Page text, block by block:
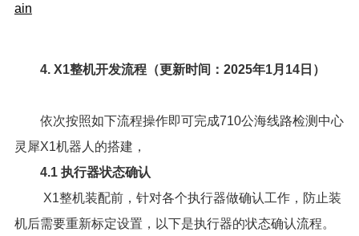
ain
4. X1整机开发流程（更新时间：2025年1月14日）
依次按照如下流程操作即可完成710公海线路检测中心
灵犀X1机器人的搭建，
4.1 执行器状态确认
X1整机装配前，针对各个执行器做确认工作，防止装
机后需要重新标定设置，以下是执行器的状态确认流程。